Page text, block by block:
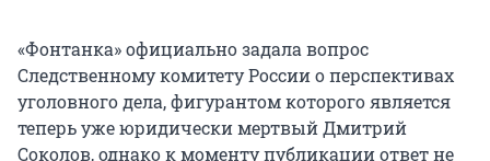
«Фонтанка» официально задала вопрос
Следственному комитету России о перспективах
уголовного дела, фигурантом которого является
теперь уже юридически мертвый Дмитрий
Соколов, однако к моменту публикации ответ не